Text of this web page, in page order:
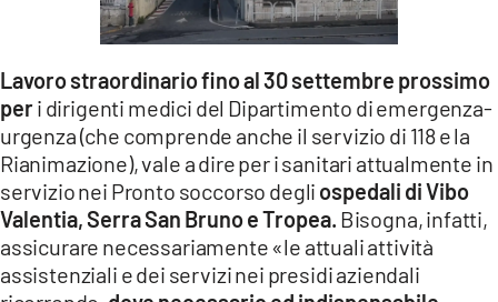
COSENZACHANNEL.IT
CATANZAROCHANNEL.IT
LACAPITALENEWS.IT
App
ANDROID
Lavoro straordinario fino al 30 settembre prossimo
peri dirigenti medici del Dipartimento di emergenza-
urgenza (che comprende anche il servizio di 118 e la
Rianimazione), vale a dire per i sanitari attualmente in
servizio nei Pronto soccorso degli ospedali di Vibo
Valentia, Serra San Bruno e Tropea. Bisogna, infatti,
assicurare necessariamente «le attuali attività
assistenziali e dei servizi nei presidi aziendali